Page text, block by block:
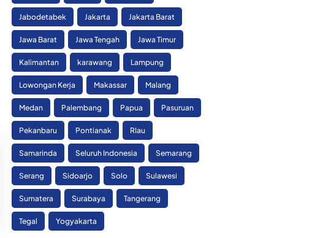
Jabodetabek Jakarta Jakarta Barat
Jawa Barat Jawa Tengah Jawa Timur
Kalimantan karawang Lampung
Lowongan Kerja Makassar Malang
Medan Palembang Papua Pasuruan
Pekanbaru Pontianak RIau
Samarinda Seluruh Indonesia Semarang
Serang Sidoarjo Solo Sulawesi
Sumatera Surabaya Tangerang
Tegal Yogyakarta